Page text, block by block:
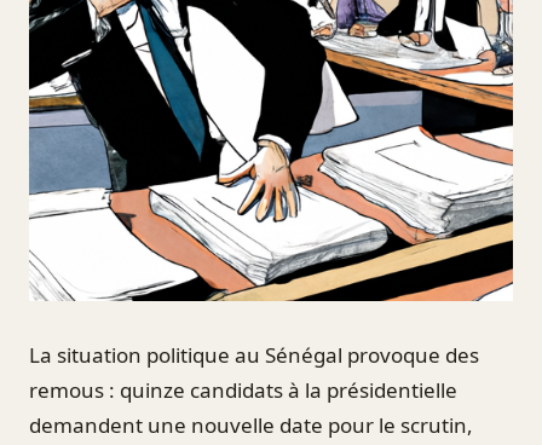
La situation politique au Sénégal provoque des
remous : quinze candidats à la présidentielle
demandent une nouvelle date pour le scrutin,